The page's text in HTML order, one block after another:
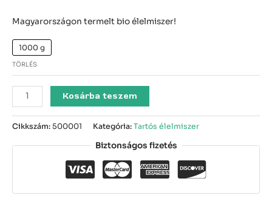
Magyarországon termelt bio élelmiszer!
1000 g
TÖRLÉS
Kosárba teszem
Cikkszám:500001 Kategória:Tartós élelmiszer
Biztonságos fizetés